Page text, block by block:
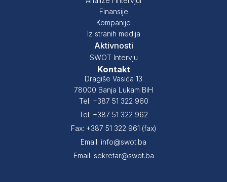
Finansije
Kompanije
Iz stranih medija
Aktivnosti
SWOT Intervju
Kontakt
Dragiše Vasića 13
78000 Banja Lukam BiH
Tel: +387 51 322 960
Tel: +387 51 322 962
Fax: +387 51 322 961 (fax)
Email: info@swot.ba
Email: sekretar@swot.ba